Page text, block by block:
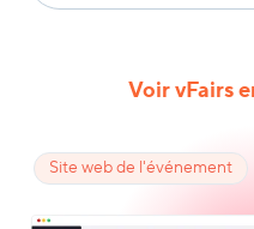
Voir vFairs
Site web de l'événement